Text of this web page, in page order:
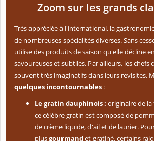
Zoom sur les grands
Très appréciée à l'international, la
de nombreuses spécialités diverses. Sans
utilise des produits de saison qu'elle décline
savoureuses et subtiles. Par ailleurs, les chefs
souvent très imaginatifs dans leurs revisites.
quelques incontournables :
Le gratin dauphinois : originaire de la
ce célèbre gratin est composé de
de crème liquide, d'ail et de laurier.
plusgourmandet gratiné, certains